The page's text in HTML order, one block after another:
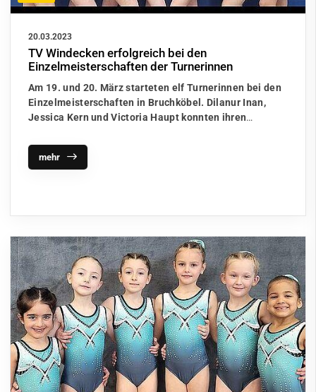
20.03.2023
TV Windecken erfolgreich bei den
Einzelmeisterschaften der Turnerinnen
Am 19. und 20. März starteten elf Turnerinnen bei den
Einzelmeisterschaften in Bruchköbel. Dilanur Inan,
Jessica Kern und Victoria Haupt konnten ihren…
mehr